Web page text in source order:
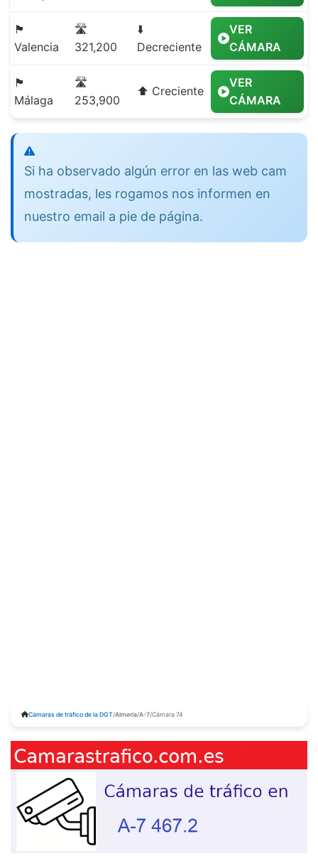
🏴
Valencia
🛣️
321,200
⬇️
Decreciente
VER
CÁMARA
🏴
Málaga
🛣️
253,900
⬆️ Creciente
VER
CÁMARA
Si ha observado algún error en las web cam
mostradas, les rogamos nos informen en
nuestro email a pie de página.
Cámaras de tráfico de la DGT/Almería/A-7/Cámara 74